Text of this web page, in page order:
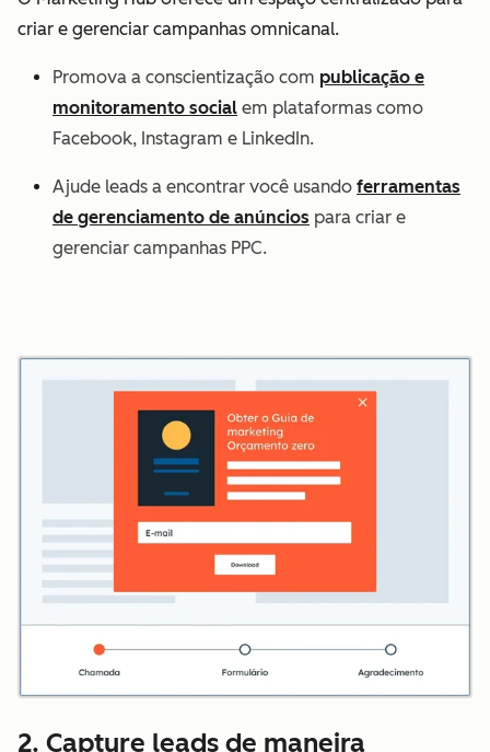
criar e gerenciar campanhas omnicanal.
Promova a conscientização com publicação e
monitoramento social em plataformas como
Facebook, Instagram e LinkedIn.
Ajude leads a encontrar você usando ferramentas
de gerenciamento de anúncios para criar e
gerenciar campanhas PPC.
2. Capture leads de maneira